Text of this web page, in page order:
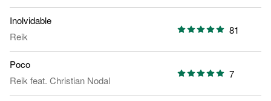
Inolvidable
Reik
81
Poco
Reikfeat. Christian Nodal
7